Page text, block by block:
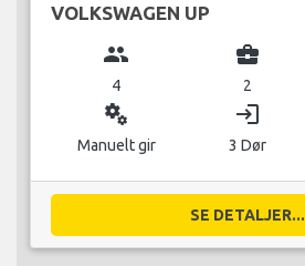
VOLKSWAGEN UP
group
4
business_center
2
miscellaneous_services
Manuelt gir
login
3 Dør
SE DETALJER...